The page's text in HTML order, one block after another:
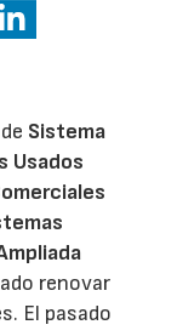
Sistema
Usados
renovar
El pasado